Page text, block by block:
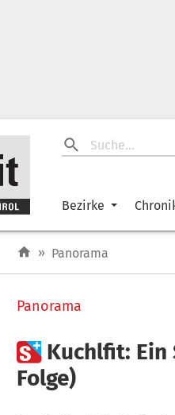
Bezirke
» Panorama
Panorama
 Kuchlfit: Ein
Folge)